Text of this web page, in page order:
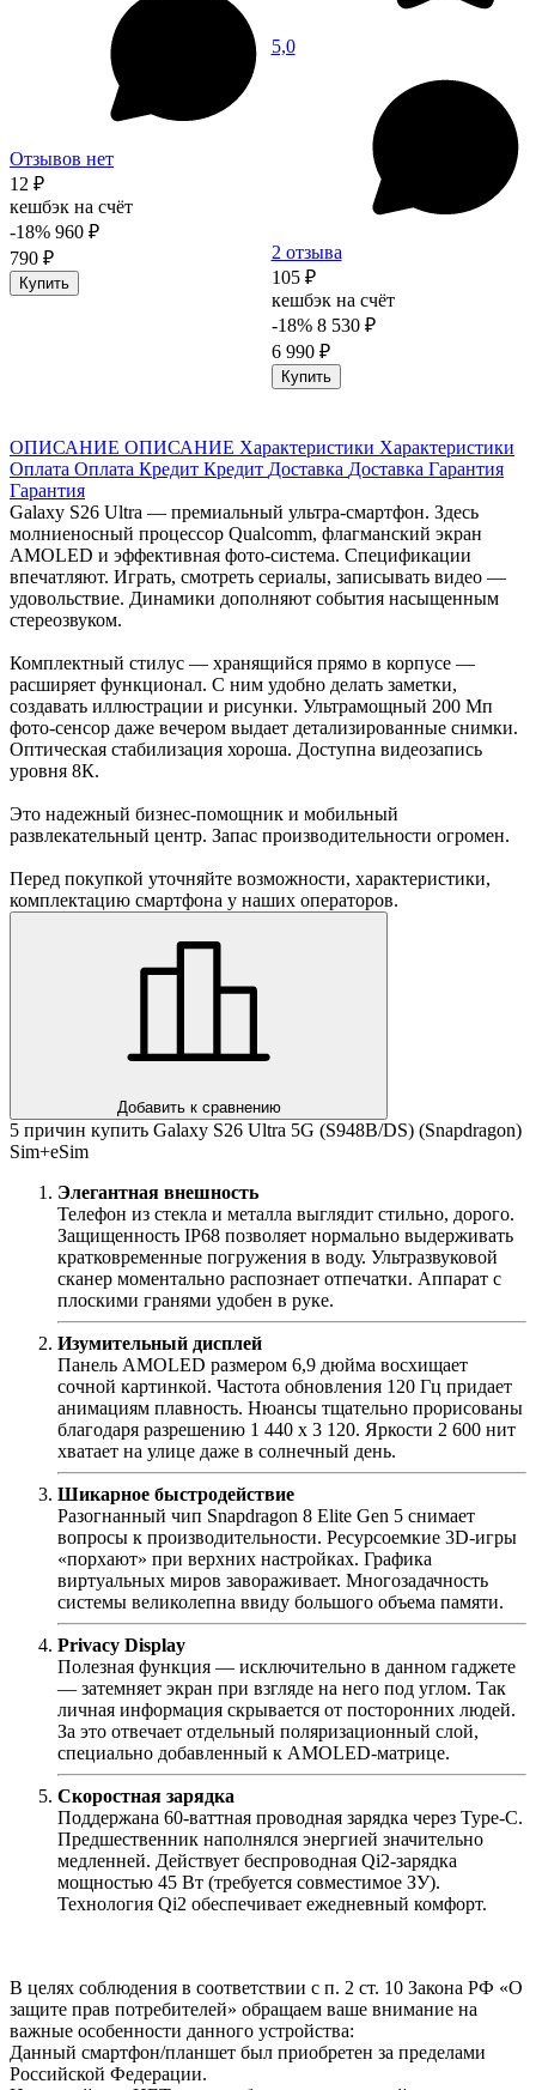
Отзывов нет
12 ₽
кешбэк на счёт
-18% 960 ₽
790 ₽
Купить
5,0
2 отзыва
105 ₽
кешбэк на счёт
-18% 8 530 ₽
6 990 ₽
Купить
ОПИСАНИЕ ОПИСАНИЕ Характеристики Характеристики
Оплата Оплата Кредит Кредит Доставка Доставка Гарантия
Гарантия
Galaxy S26 Ultra — премиальный ультра-смартфон. Здесь
молниеносный процессор Qualcomm, флагманский экран
AMOLED и эффективная фото-система. Спецификации
впечатляют. Играть, смотреть сериалы, записывать видео —
удовольствие. Динамики дополняют события насыщенным
стереозвуком.
Комплектный стилус — хранящийся прямо в корпусе —
расширяет функционал. С ним удобно делать заметки,
создавать иллюстрации и рисунки. Ультрамощный 200 Мп
фото-сенсор даже вечером выдает детализированные снимки.
Оптическая стабилизация хороша. Доступна видеозапись
уровня 8К.
Это надежный бизнес-помощник и мобильный
развлекательный центр. Запас производительности огромен.
Перед покупкой уточняйте возможности, характеристики,
комплектацию смартфона у наших операторов.
Добавить к сравнению
5 причин купить Galaxy S26 Ultra 5G (S948B/DS) (Snapdragon)
Sim+eSim
Элегантная внешность
Телефон из стекла и металла выглядит стильно, дорого.
Защищенность IP68 позволяет нормально выдерживать
кратковременные погружения в воду. Ультразвуковой
сканер моментально распознает отпечатки. Аппарат с
плоскими гранями удобен в руке.
Изумительный дисплей
Панель AMOLED размером 6,9 дюйма восхищает
сочной картинкой. Частота обновления 120 Гц придает
анимациям плавность. Нюансы тщательно прорисованы
благодаря разрешению 1 440 х 3 120. Яркости 2 600 нит
хватает на улице даже в солнечный день.
Шикарное быстродействие
Разогнанный чип Snapdragon 8 Elite Gen 5 снимает
вопросы к производительности. Ресурсоемкие 3D-игры
«порхают» при верхних настройках. Графика
виртуальных миров завораживает. Многозадачность
системы великолепна ввиду большого объема памяти.
Privacy Display
Полезная функция — исключительно в данном гаджете
— затемняет экран при взгляде на него под углом. Так
личная информация скрывается от посторонних людей.
За это отвечает отдельный поляризационный слой,
специально добавленный к AMOLED-матрице.
Скоростная зарядка
Поддержана 60-ваттная проводная зарядка через Type-C.
Предшественник наполнялся энергией значительно
медленней. Действует беспроводная Qi2-зарядка
мощностью 45 Вт (требуется совместимое ЗУ).
Технология Qi2 обеспечивает ежедневный комфорт.
В целях соблюдения в соответствии с п. 2 ст. 10 Закона РФ «О
защите прав потребителей» обращаем ваше внимание на
важные особенности данного устройства:
Данный смартфон/планшет был приобретен за пределами
Российской Федерации.